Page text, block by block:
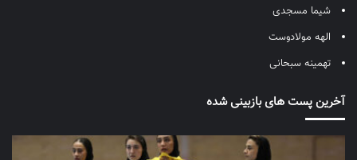
شیما مسجدی
الهه مولادوست
تهمینه سبحانی
آخرین پست های بازبینی شده